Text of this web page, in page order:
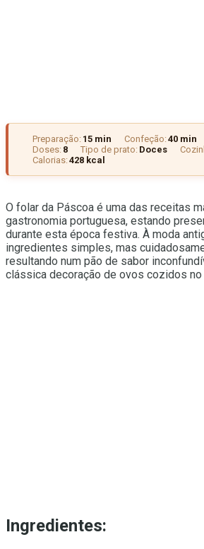
Preparação: 15 min Confeção:40 min
Doses: 8 Tipo de prato: Doces
Calorias:428 kcal
O folar da Páscoa é uma das receitas
gastronomia portuguesa, estando
durante esta época festiva. À moda
ingredientes simples, mas
resultando num pão de sabor
clássica decoração de ovos cozidos no
Ingredientes: